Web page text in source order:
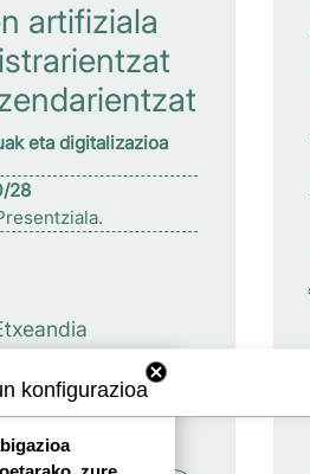
artifiziala
eta digitalizazioa
28
konfigurazioa